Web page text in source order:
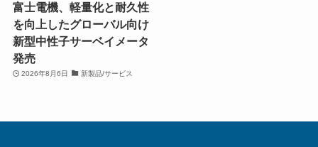
富士電機、軽量化と耐久性
を向上したグローバル向け
新型中性子サーベイメータ
発売
2026年8月6日 新製品/サービス